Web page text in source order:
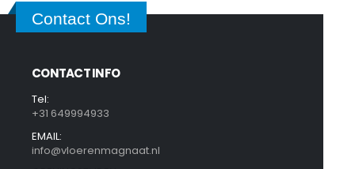
Contact Ons!
CONTACT INFO
Tel:
+31 649994933
EMAIL:
info@vloerenmagnaat.nl